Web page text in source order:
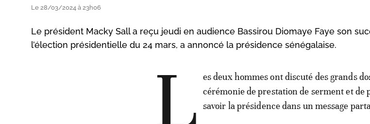
Le 28/03/2024 à 23h06
Le président Macky Sall a reçu jeudi en audience Bassirou Diomaye Faye son
l’élection présidentielle du 24 mars, a annoncé la présidence sénégalaise.
L
es deux hommes ont discuté des grands
cérémonie de prestation de serment et de
savoir la présidence dans un message